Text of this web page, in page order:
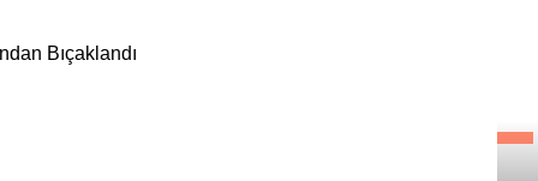
Bıçaklandı